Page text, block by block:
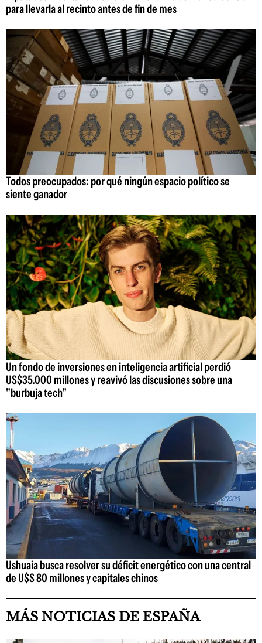
para llevarla al recinto antes de fin de mes
Todos preocupados: por qué ningún espacio político se
siente ganador
Un fondo de inversiones en inteligencia artificial perdió
US$35.000 millones y reavivó las discusiones sobre una
"burbuja tech"
Ushuaia busca resolver su déficit energético con una central
de U$S 80 millones y capitales chinos
MÁS NOTICIAS DE ESPAÑA